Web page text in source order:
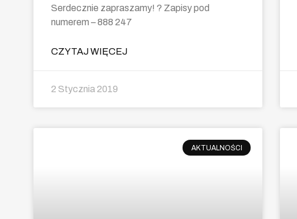
Serdecznie zapraszamy! ? Zapisy pod
numerem – 888 247
CZYTAJ WIĘCEJ
2 Stycznia 2019
AKTUALNOŚCI